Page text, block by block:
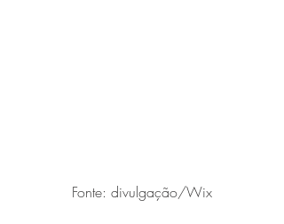
Fonte: divulgação/Wix